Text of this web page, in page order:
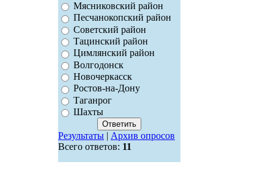
Мясниковский район
Песчанокопский район
Советский район
Тацинский район
Цимлянский район
Волгодонск
Новочеркасск
Ростов-на-Дону
Таганрог
Шахты
Результаты| Архив опросов
Всего ответов: 11